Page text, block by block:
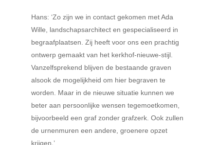
Hans: ‘Zo zijn we in contact gekomen met Ada
Wille, landschapsarchitect en gespecialiseerd in
begraafplaatsen. Zij heeft voor ons een prachtig
ontwerp gemaakt van het kerkhof-nieuwe-stijl.
Vanzelfsprekend blijven de bestaande graven
alsook de mogelijkheid om hier begraven te
worden. Maar in de nieuwe situatie kunnen we
beter aan persoonlijke wensen tegemoetkomen,
bijvoorbeeld een graf zonder grafzerk. Ook zullen
de urnenmuren een andere, groenere opzet
krijgen.’